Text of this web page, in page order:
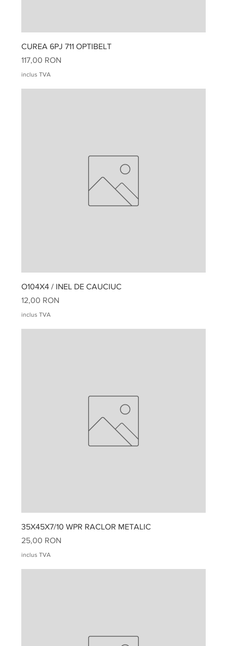
CUREA 6PJ 711 OPTIBELT
Preț
117,00 RON
inclus TVA
O104X4 / INEL DE CAUCIUC
Preț
12,00 RON
inclus TVA
35X45X7/10 WPR RACLOR METALIC
Preț
25,00 RON
inclus TVA